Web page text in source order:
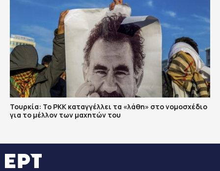
Τουρκία: Το PKK καταγγέλλει τα «λάθη» στο νομοσχέδιο
για το μέλλον των μαχητών του